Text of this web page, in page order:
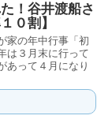
！谷井渡船さ
０割】
家の年中行事「初
は３月末に行って
あって４月になり